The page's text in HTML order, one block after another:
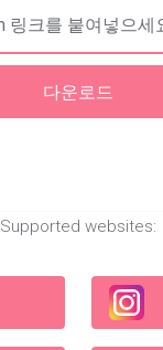
다운로드
Supported websites: